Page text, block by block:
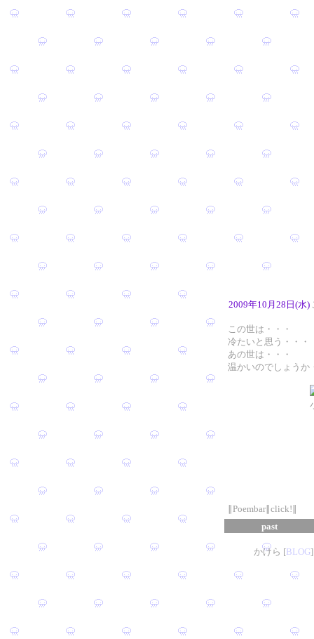
2009年10月28日(水)
この世は・・・
冷たいと思う・・・
あの世は・・・
温かいのでしょうか
小さいタマ
∥Poembar∥click!∥
past
かけら [BLOG